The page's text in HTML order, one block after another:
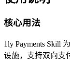
核心用法
1ly Payments Skill
设施，支持双向支